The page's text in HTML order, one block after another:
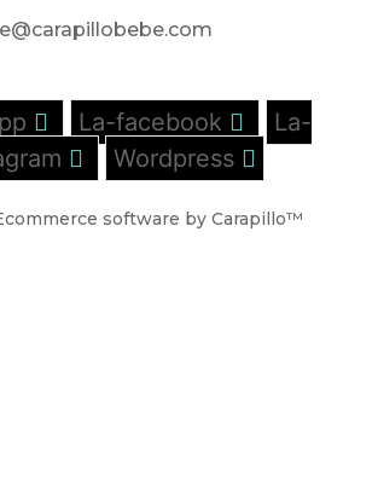
La-facebook
La-
Wordpress
software by Carapillo™